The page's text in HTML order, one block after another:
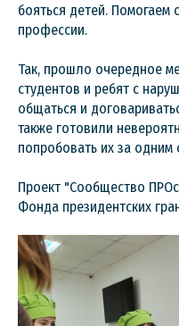
бояться детей. Помогаем
профессии.
Так, прошло очередное
студентов и ребят с
общаться и
также готовили
попробовать их за одним
Проект "Сообщество
Фонда президентских